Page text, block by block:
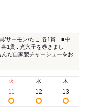
/サーモン/たこ 各1貫 ■中
1貫...煮穴子を巻きまし
んだ自家製チャーシューをお
火
11
水
12
木
13